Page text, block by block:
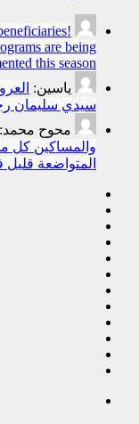
are being
this season.
ياسين:
سيدي سليمان
محوح محمد:
والمساكين كل
المتواضعة